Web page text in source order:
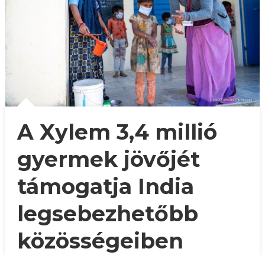
A Xylem 3,4 millió
gyermek jövőjét
támogatja India
legsebezhetőbb
közösségeiben